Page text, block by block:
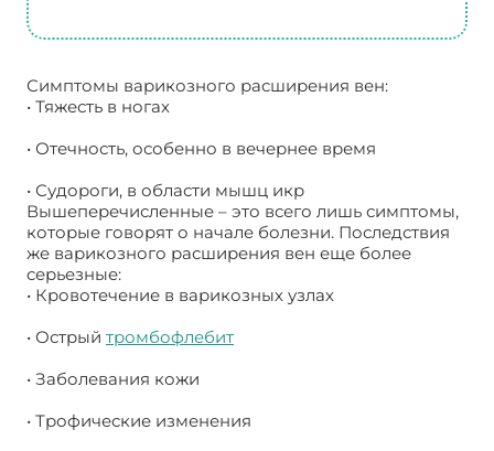
Симптомы варикозного расширения вен:
• Тяжесть в ногах
• Отечность, особенно в вечернее время
• Судороги, в области мышц икр
Вышеперечисленные – это всего лишь симптомы,
которые говорят о начале болезни. Последствия
же варикозного расширения вен еще более
серьезные:
• Кровотечение в варикозных узлах
• Острый тромбофлебит
• Заболевания кожи
• Трофические изменения